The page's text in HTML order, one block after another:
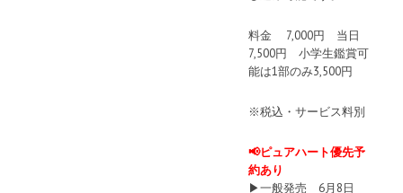
料金 7,000円 当日
7,500円 小学生鑑賞可
能は1部のみ3,500円
※税込・サービス料別
📢ピュアハート優先予
約あり
▶︎一般発売 6月8日